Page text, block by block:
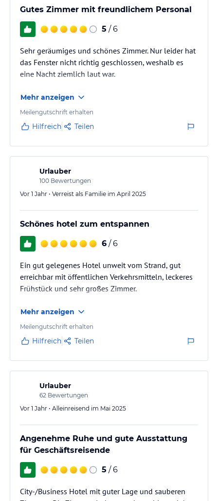
Gutes Zimmer mit freundlichem Personal
5 / 6
Sehr geräumiges und schönes Zimmer. Nur leider hat
das Fenster nicht richtig geschlossen, weshalb es
eine Nacht ziemlich laut war.
Mehr anzeigen
Meilengutschrift erhalten
Hilfreich Teilen
Urlauber
100 Bewertungen
Vor 1 Jahr • Verreist als Familie im April 2025
Schönes hotel zum entspannen
6 / 6
Ein gut gelegenes Hotel unweit vom Strand, gut
erreichbar mit öffentlichen Verkehrsmitteln, leckeres
Frühstück und sehr großes Zimmer.
Mehr anzeigen
Meilengutschrift erhalten
Hilfreich Teilen
Urlauber
62 Bewertungen
Vor 1 Jahr • Alleinreisend im Mai 2025
Angenehme Ruhe und gute Ausstattung
für Geschäftsreisende
5 / 6
City-/Business Hotel mit guter Lage und sauberen